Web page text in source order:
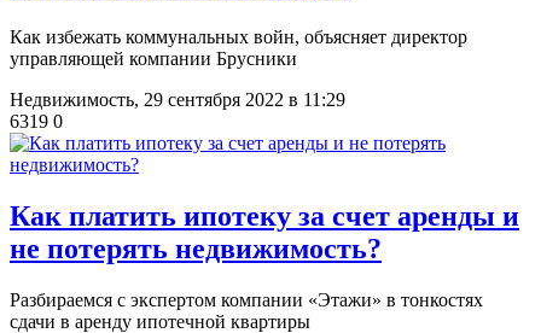
Как избежать коммунальных войн, объясняет директор
управляющей компании Брусники
Недвижимость, 29 сентября 2022 в 11:29
6319 0
Как платить ипотеку за счет аренды и
не потерять недвижимость?
​Разбираемся с экспертом компании «Этажи» в тонкостях
сдачи в аренду ипотечной квартиры